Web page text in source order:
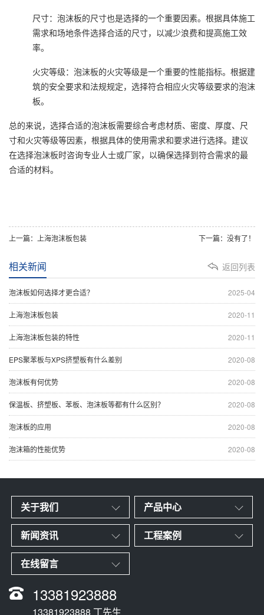
尺寸：泡沫板的尺寸也是选择的一个重要因素。根据具体施工
需求和场地条件选择合适的尺寸，以减少浪费和提高施工效
率。
火灾等级：泡沫板的火灾等级是一个重要的性能指标。根据建
筑的安全要求和法规规定，选择符合相应火灾等级要求的泡沫
板。
总的来说，选择合适的泡沫板需要综合考虑材质、密度、厚度、尺
寸和火灾等级等因素，根据具体的使用需求和要求进行选择。建议
在选择泡沫板时咨询专业人士或厂家，以确保选择到符合需求的最
合适的材料。
上一篇：上海泡沫板包装 下一篇：没有了！
返回列表
相关新闻
2025-04
泡沫板如何选择才更合适？
2020-11
上海泡沫板包装
2020-11
上海泡沫板包装的特性
2020-08
EPS聚苯板与XPS挤塑板有什么差别
2020-08
泡沫板有何优势
2020-08
保温板、挤塑板、苯板、泡沫板等都有什么区别？
2020-08
泡沫板的应用
2020-08
泡沫箱的性能优势
关于我们 产品中心
新闻资讯 工程案例
在线留言
13381923888
13381923888 丁先生